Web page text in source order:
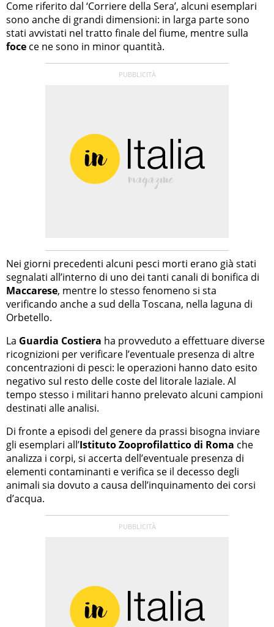
Come riferito dal ‘Corriere della Sera’, alcuni esemplari
sono anche di grandi dimensioni: in larga parte sono
stati avvistati nel tratto finale del fiume, mentre sulla
foce ce ne sono in minor quantità.
Nei giorni precedenti alcuni pesci morti erano già stati
segnalati all’interno di uno dei tanti canali di bonifica di
Maccarese, mentre lo stesso fenomeno si sta
verificando anche a sud della Toscana, nella laguna di
Orbetello.
La Guardia Costiera ha provveduto a effettuare diverse
ricognizioni per verificare l’eventuale presenza di altre
concentrazioni di pesci: le operazioni hanno dato esito
negativo sul resto delle coste del litorale laziale. Al
tempo stesso i militari hanno prelevato alcuni campioni
destinati alle analisi.
Di fronte a episodi del genere da prassi bisogna inviare
gli esemplari all’Istituto Zooprofilattico di Roma che
analizza i corpi, si accerta dell’eventuale presenza di
elementi contaminanti e verifica se il decesso degli
animali sia dovuto a causa dell’inquinamento dei corsi
d’acqua.